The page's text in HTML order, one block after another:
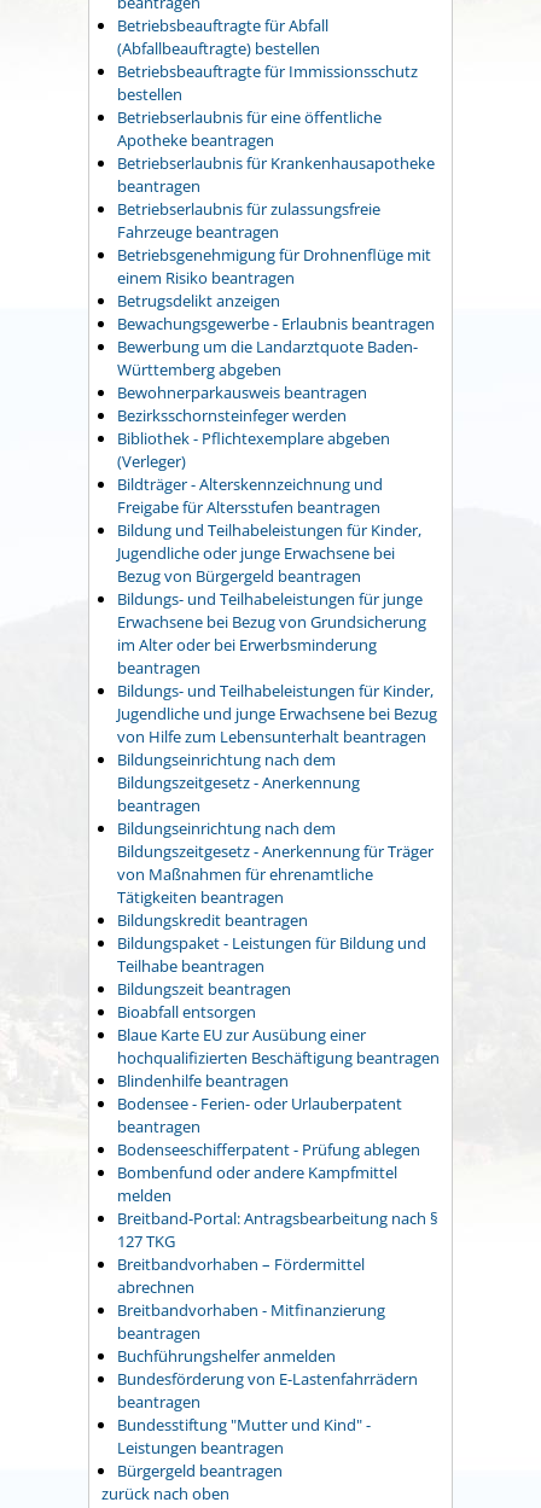
Betriebsbeauftragte für Abfall
(Abfallbeauftragte) bestellen
Betriebsbeauftragte für Immissionsschutz
bestellen
Betriebserlaubnis für eine öffentliche
Apotheke beantragen
Betriebserlaubnis für Krankenhausapotheke
beantragen
Betriebserlaubnis für zulassungsfreie
Fahrzeuge beantragen
Betriebsgenehmigung für Drohnenflüge mit
einem Risiko beantragen
Betrugsdelikt anzeigen
Bewachungsgewerbe - Erlaubnis beantragen
Bewerbung um die Landarztquote Baden-
Württemberg abgeben
Bewohnerparkausweis beantragen
Bezirksschornsteinfeger werden
Bibliothek - Pflichtexemplare abgeben
(Verleger)
Bildträger - Alterskennzeichnung und
Freigabe für Altersstufen beantragen
Bildung und Teilhabeleistungen für Kinder,
Jugendliche oder junge Erwachsene bei
Bezug von Bürgergeld beantragen
Bildungs- und Teilhabeleistungen für junge
Erwachsene bei Bezug von Grundsicherung
im Alter oder bei Erwerbsminderung
beantragen
Bildungs- und Teilhabeleistungen für Kinder,
Jugendliche und junge Erwachsene bei Bezug
von Hilfe zum Lebensunterhalt beantragen
Bildungseinrichtung nach dem
Bildungszeitgesetz - Anerkennung
beantragen
Bildungseinrichtung nach dem
Bildungszeitgesetz - Anerkennung für Träger
von Maßnahmen für ehrenamtliche
Tätigkeiten beantragen
Bildungskredit beantragen
Bildungspaket - Leistungen für Bildung und
Teilhabe beantragen
Bildungszeit beantragen
Bioabfall entsorgen
Blaue Karte EU zur Ausübung einer
hochqualifizierten Beschäftigung beantragen
Blindenhilfe beantragen
Bodensee - Ferien- oder Urlauberpatent
beantragen
Bodenseeschifferpatent - Prüfung ablegen
Bombenfund oder andere Kampfmittel
melden
Breitband-Portal: Antragsbearbeitung nach §
127 TKG
Breitbandvorhaben – Fördermittel
abrechnen
Breitbandvorhaben - Mitfinanzierung
beantragen
Buchführungshelfer anmelden
Bundesförderung von E-Lastenfahrrädern
beantragen
Bundesstiftung "Mutter und Kind" -
Leistungen beantragen
Bürgergeld beantragen
zurück nach oben